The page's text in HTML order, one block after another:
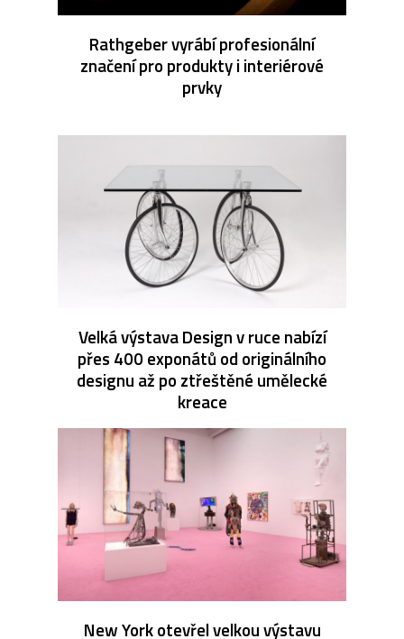
Rathgeber vyrábí profesionální
značení pro produkty i interiérové
prvky
Velká výstava Design v ruce nabízí
přes 400 exponátů od originálního
designu až po ztřeštěné umělecké
kreace
New York otevřel velkou výstavu